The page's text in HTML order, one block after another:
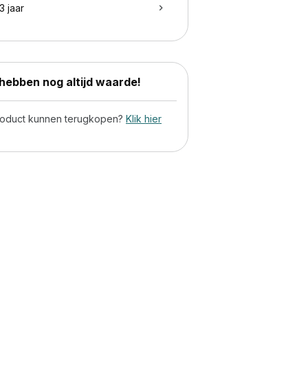
jaar
nog altijd waarde!
kunnen terugkopen? Klik hier